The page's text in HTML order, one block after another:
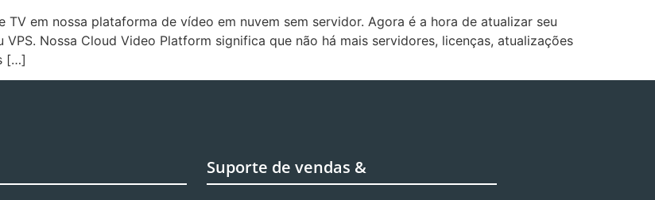
em nossa plataforma de vídeo em nuvem sem servidor. Agora é a hora de atualizar seu
Nossa Cloud Video Platform significa que não há mais servidores, licenças, atualizações
[…]
Suporte de vendas &